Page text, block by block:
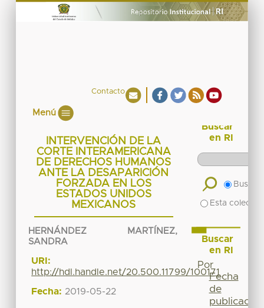
Contacto
Menú
INTERVENCIÓN DE LA
CORTE INTERAMERICANA
DE DERECHOS HUMANOS
ANTE LA DESAPARICIÓN
FORZADA EN LOS
ESTADOS UNIDOS
MEXICANOS
HERNÁNDEZ MARTÍNEZ,
SANDRA
URI:
http://hdl.handle.net/20.500.11799/100171
Fecha: 2019-05-22
Buscar
en RI
Buscar
Esta
Buscar
en RI
Por
Fecha
de
publicación